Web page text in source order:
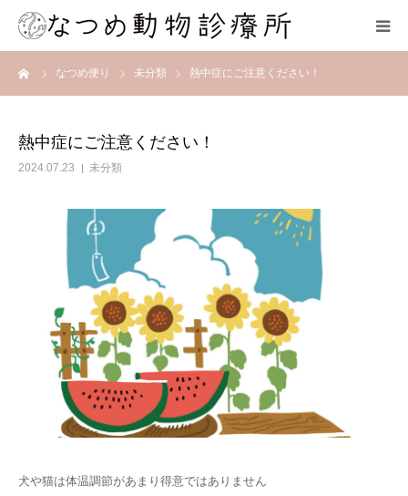
なつめ便り 未分類 熱中症にご注意ください！
熱中症にご注意ください！
2024.07.23 未分類
犬や猫は体温調節があまり得意ではありません
HOME
院内の様子
アクセス
お問合せ
ネット予約